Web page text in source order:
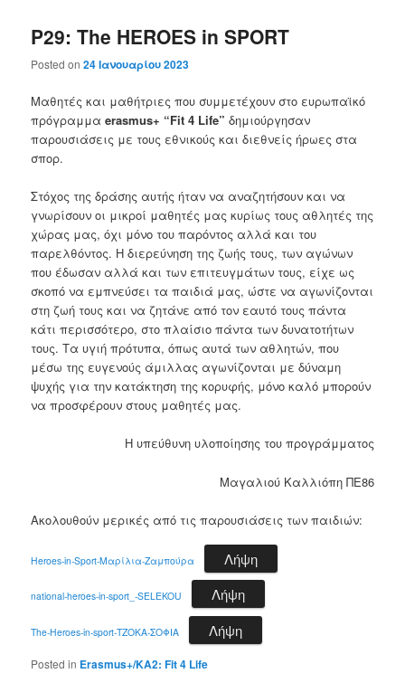
P29: The HEROES in SPORT
Posted on24 Ιανουαρίου 2023
Μαθητές και μαθήτριες που συμμετέχουν στο ευρωπαϊκό
πρόγραμμαerasmus+ “Fit 4 Life”δημιούργησαν
παρουσιάσεις με τους εθνικούς και διεθνείς ήρωες στα
σπορ.
Στόχος της δράσης αυτής ήταν να αναζητήσουν και να
γνωρίσουν οι μικροί μαθητές μας κυρίως τους αθλητές της
χώρας μας, όχι μόνο του παρόντος αλλά και του
παρελθόντος. Η διερεύνηση της ζωής τους, των αγώνων
που έδωσαν αλλά και των επιτευγμάτων τους, είχε ως
σκοπό να εμπνεύσει τα παιδιά μας, ώστε να αγωνίζονται
στη ζωή τους και να ζητάνε από τον εαυτό τους πάντα
κάτι περισσότερο, στο πλαίσιο πάντα των δυνατοτήτων
τους. Τα υγιή πρότυπα, όπως αυτά των αθλητών, που
μέσω της ευγενούς άμιλλας αγωνίζονται με δύναμη
ψυχής για την κατάκτηση της κορυφής, μόνο καλό μπορούν
να προσφέρουν στους μαθητές μας.
Η υπεύθυνη υλοποίησης του προγράμματος
Μαγαλιού Καλλιόπη ΠΕ86
Ακολουθούν μερικές από τις παρουσιάσεις των παιδιών:
Heroes-in-Sport-Μαρίλια-Ζαμπούρα Λήψη
national-heroes-in-sport_-SELEKOU Λήψη
The-Heroes-in-sport-ΤΖΟΚΑ-ΣΟΦΙΑ Λήψη
Posted in Erasmus+/KA2: Fit 4 Life